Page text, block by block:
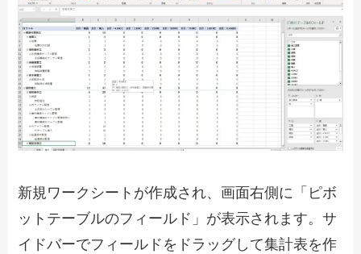
新規ワークシートが作成され、画面右側に「ピボ
ットテーブルのフィールド」が表示されます。サ
イドバーでフィールドをドラッグして集計表を作